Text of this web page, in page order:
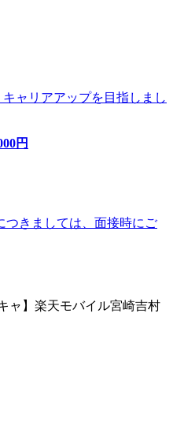
ャリアアップを目指しまし
円
きましては、面接時にご
ャ】楽天モバイル宮崎吉村